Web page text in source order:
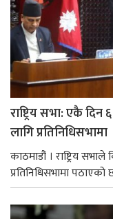
राष्ट्रिय सभा: एकै दिन
लागि प्रतिनिधिसभामा
काठमाडौं । राष्ट्रिय
प्रतिनिधिसभामा